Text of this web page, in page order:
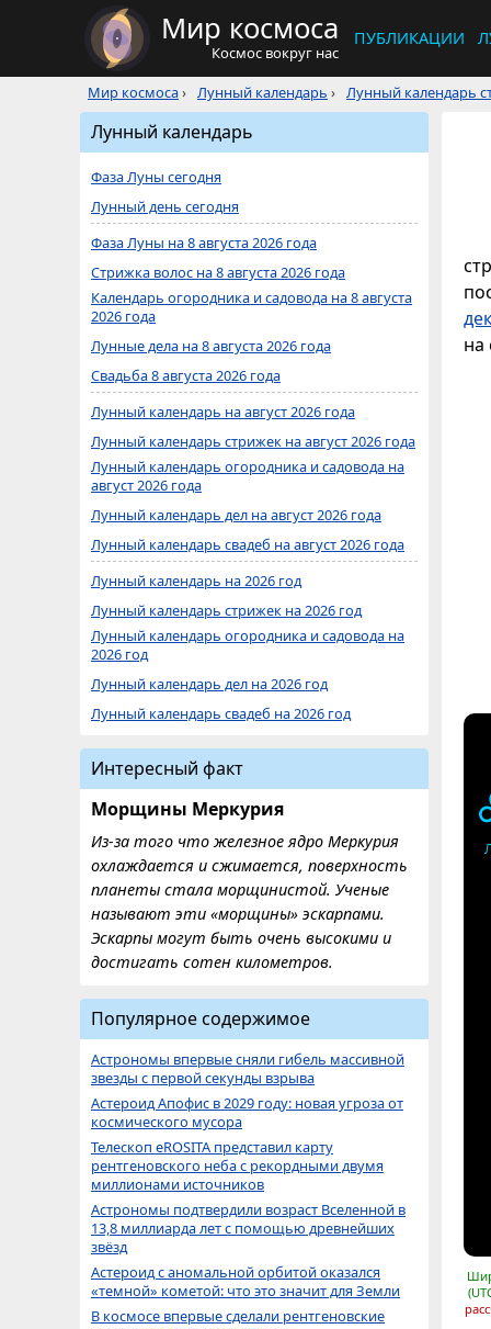
Мир космоса
Космос вокруг нас
ПУБЛИКАЦИИ
Мир космоса› Лунный календарь › Лунный календарь
на
Лунный календарь
Фаза Луны сегодня
Лунный день сегодня
Фаза Луны на 8 августа 2026 года
Стрижка волос на 8 августа 2026 года
Календарь огородника и садовода на 8 августа
2026 года
Лунные дела на 8 августа 2026 года
Свадьба 8 августа 2026 года
Лунный календарь на август 2026 года
Лунный календарь стрижек на август 2026 года
Лунный календарь огородника и садовода на
август 2026 года
Лунный календарь дел на август 2026 года
Лунный календарь свадеб на август 2026 года
Лунный календарь на 2026 год
Лунный календарь стрижек на 2026 год
Лунный календарь огородника и садовода на
2026 год
Лунный календарь дел на 2026 год
Лунный календарь свадеб на 2026 год
Интересный факт
Морщины Меркурия
Из-за того что железное ядро ​​Меркурия
охлаждается и сжимается, поверхность
планеты стала морщинистой. Ученые
называют эти «морщины» эскарпами.
Эскарпы могут быть очень высокими и
достигать сотен километров.
Популярное содержимое
Астрономы впервые сняли гибель массивной
звезды с первой секунды взрыва
Астероид Апофис в 2029 году: новая угроза от
космического мусора
Телескоп eROSITA представил карту
рентгеновского неба с рекордными двумя
миллионами источников
Астрономы подтвердили возраст Вселенной в
13,8 миллиарда лет с помощью древнейших
звёзд
Астероид с аномальной орбитой оказался
«темной» кометой: что это значит для Земли
В космосе впервые сделали рентгеновские